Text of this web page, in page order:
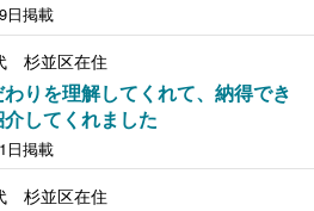
日掲載
杉並区在住
りを理解してくれて、納得でき
してくれました
日掲載
杉並区在住